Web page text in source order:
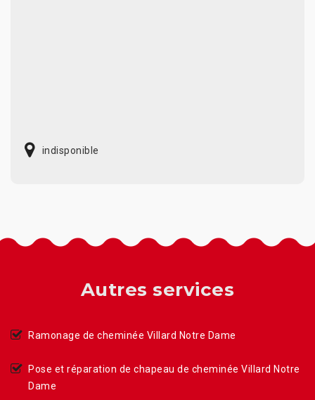
indisponible
Autres services
Ramonage de cheminée Villard Notre Dame
Pose et réparation de chapeau de cheminée Villard Notre
Dame